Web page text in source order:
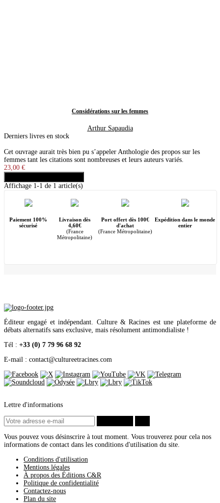
Considérations sur les femmes
Arthur Sapaudia
Derniers livres en stock
Cet ouvrage aurait très bien pu s’appeler Anthologie des propos sur les
femmes tant les citations sont nombreuses et leurs auteurs variés.
23,00 €
Affichage 1-1 de 1 article(s)
Paiement 100%
sécurisé
Livraison dès
4,60€
(France
Métropolitaine)
Port offert dès 100€
d'achat
(France Métropolitaine)
Expédition dans le monde
entier
Éditeur engagé et indépendant. Culture & Racines est une plateforme de
débats alternatifs sans exclusive, mais résolument antimondialiste !
Tél : +33 (0) 7 79 96 68 92
E-mail : contact@cultureetracines.com
Lettre d'informations
Vous pouvez vous désinscrire à tout moment. Vous trouverez pour cela nos
informations de contact dans les conditions d'utilisation du site.
Conditions d'utilisation
Mentions légales
À propos des Éditions C&R
Politique de confidentialité
Contactez-nous
Plan du site